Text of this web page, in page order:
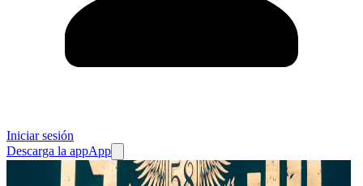
Iniciar sesión
Descarga la appApp